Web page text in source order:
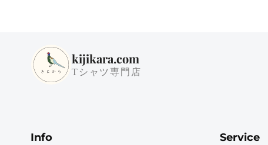
kijikara.com
Tシャツ専門店
Info Service